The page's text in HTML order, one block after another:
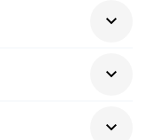
verschiedene